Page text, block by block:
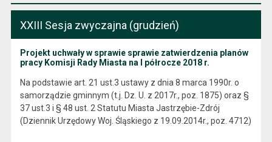
XXIII Sesja zwyczajna (grudzień)
Projekt uchwały w sprawie sprawie zatwierdzenia planów
pracy Komisji Rady Miasta na I półrocze 2018 r.
Na podstawie art. 21 ust.3 ustawy z dnia 8 marca 1990r. o
samorządzie gminnym (t.j. Dz. U. z 2017r., poz. 1875) oraz §
37 ust.3 i § 48 ust. 2 Statutu Miasta Jastrzębie-Zdrój
(Dziennik Urzędowy Woj. Śląskiego z 19.09.2014r., poz. 4712)